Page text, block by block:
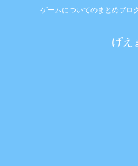
ゲームについてのまとめブロ
げえ